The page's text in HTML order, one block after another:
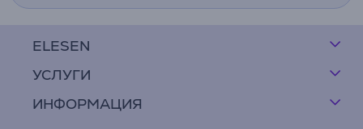
ELESEN
УСЛУГИ
ИНФОРМАЦИЯ